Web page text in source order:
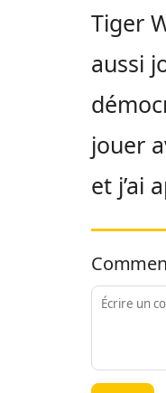
Tiger
aussi
jouer
et j’ai